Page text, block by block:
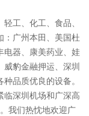
工、化工、食品、
：广州本田、美国杜
电器、康美药业、娃
豹金融押运、深圳
品质优良的设备。
临深圳机场和广深高
我们热忱地欢迎广